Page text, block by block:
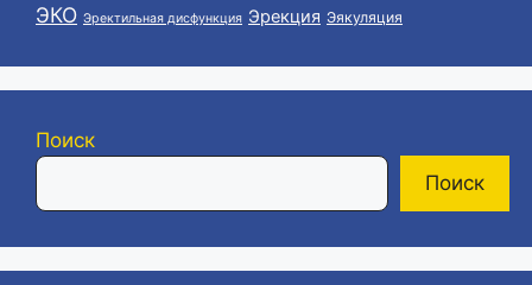
ЭКО Эректильная дисфункция Эрекция Эякуляция
Поиск
Поиск